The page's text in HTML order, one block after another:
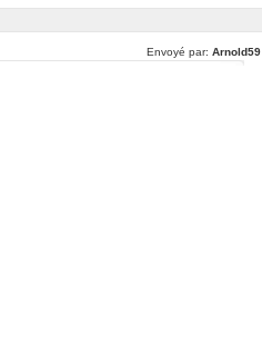
Envoyé par: Arnold59